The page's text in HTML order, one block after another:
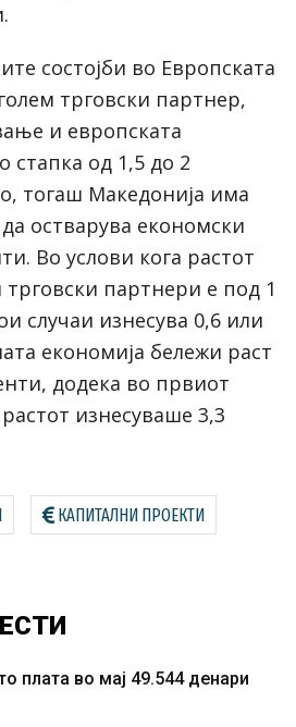
состојби во Европската
трговски партнер,
и европската
стапка од 1,5 до 2
тогаш Македонија има
остварува економски
Во услови кога растот
трговски партнери е под 1
случаи изнесува 0,6 или
економија бележи раст
додека во првиот
изнесуваше 3,3
КАПИТАЛНИ ПРОЕКТИ
плата во мај 49.544 денари